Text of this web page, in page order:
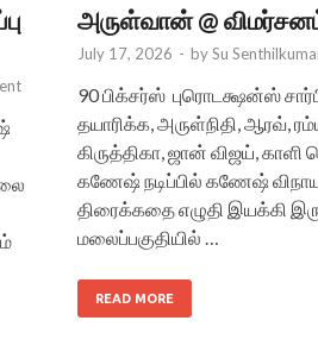
அருள்வான் @
July 17, 2026 - bySu
90 பிக்சர்ஸ் புரொடக்ஷன்ஸ்
தயாரிக்க, அருள்நிதி, ஆரவ்,
கிருத்திகா, ஜான் விஜய், காளி
கணேஷ் நடிப்பில் கணேஷ்
திரைக்கதை எழுதி இயக்கி
மலைப்பகுதியில் …
READ MORE